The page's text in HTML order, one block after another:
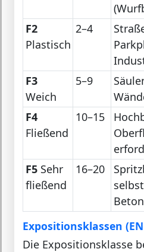
F2
Plastisch
2–4
F3
Weich
5–9
F4
Fließend
10–15
F5Sehr
fließend
16–20
Beton
Expositionsklassen
Die Expositionsklasse